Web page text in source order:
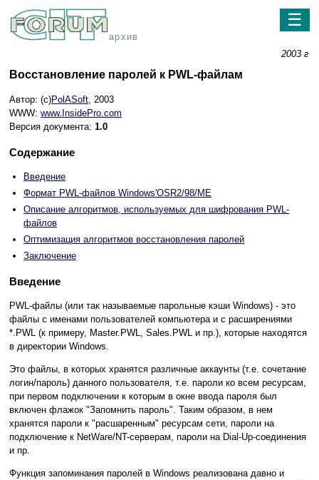
архив
☰
2003 г
Восстановление паролей к PWL-файлам
Автор: (c)PolASoft, 2003
WWW: www.InsidePro.com
Версия документа: 1.0
Содержание
Введение
Формат PWL-файлов Windows'OSR2/98/ME
Описание алгоритмов, используемых для шифрования PWL-
файлов
Оптимизация алгоритмов восстановления паролей
Заключение
Введение
PWL-файлы (или так называемые парольные кэши Windows) - это
файлы с именами пользователей компьютера и с расширениями
*.PWL (к примеру, Master.PWL, Sales.PWL и пр.), которые находятся
в директории Windows.
Это файлы, в которых хранятся различные аккаунты (т.е. сочетание
логин/пароль) данного пользователя, т.е. пароли ко всем ресурсам,
при первом подключении к которым в окне ввода пароля был
включен флажок "Запомнить пароль". Таким образом, в нем
хранятся пароли к "расшаренным" ресурсам сети, пароли на
подключение к NetWare/NT-серверам, пароли на Dial-Up-соединения
и пр.
Функция запоминания паролей в Windows реализована давно и